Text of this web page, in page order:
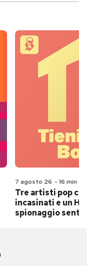
7 agosto 26 - 16 min
Tre artisti pop
incasinati e un
spionaggio